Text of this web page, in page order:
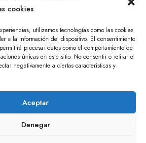
cookies
utilizamos tecnologías como las cookies
a la información del dispositivo. El consentimiento
procesar datos como el comportamiento de
únicas en este sitio. No consentir o retirar el
negativamente a ciertas características y
Aceptar
Denegar
ÁNGULO TRES.